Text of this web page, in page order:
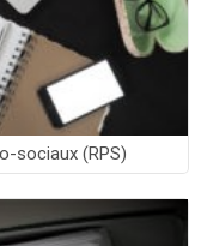
sociaux (RPS)